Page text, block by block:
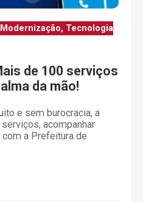
Tecnologia
de 100 serviços
da mão!
e sem burocracia, a
acompanhar
a Prefeitura de